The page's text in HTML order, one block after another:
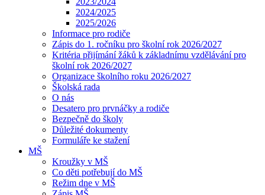
2024/2025
2025/2026
Informace pro rodiče
Zápis do 1. ročníku pro školní rok 2026/2027
Kritéria přijímání žáků k základnímu vzdělávání pro
školní rok 2026/2027
Organizace školního roku 2026/2027
Školská rada
O nás
Desatero pro prvnáčky a rodiče
Bezpečně do školy
Důležité dokumenty
Formuláře ke stažení
MŠ
Kroužky v MŠ
Co děti potřebují do MŠ
Režim dne v MŠ